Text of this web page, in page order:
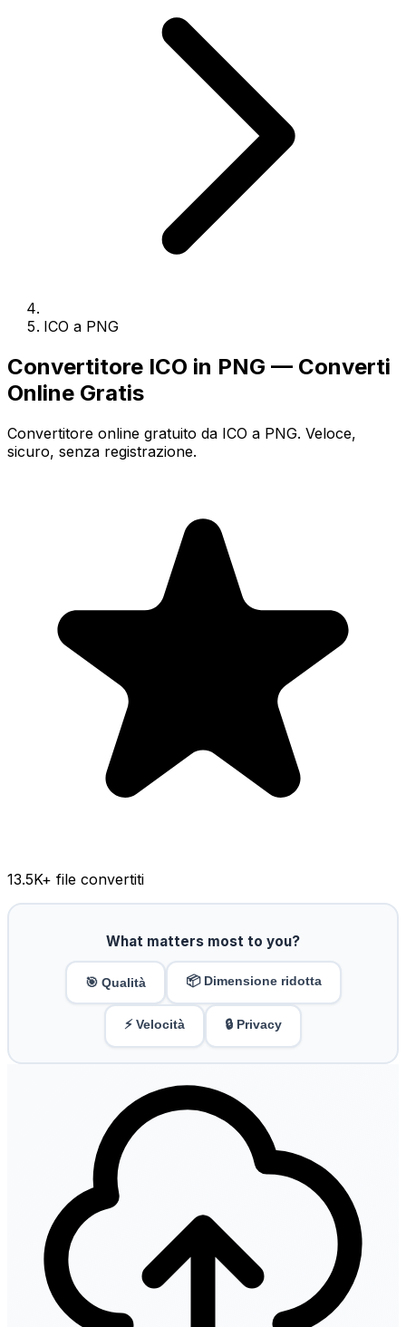
ICO a PNG
Convertitore ICO in PNG — Converti
Online Gratis
Convertitore online gratuito da ICO a PNG. Veloce,
sicuro, senza registrazione.
13.5K+ file convertiti
What matters most to you?
🎯 Qualità 📦 Dimensione ridotta
⚡ Velocità 🔒 Privacy